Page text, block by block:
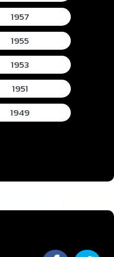
1957
1955
1953
1951
1949